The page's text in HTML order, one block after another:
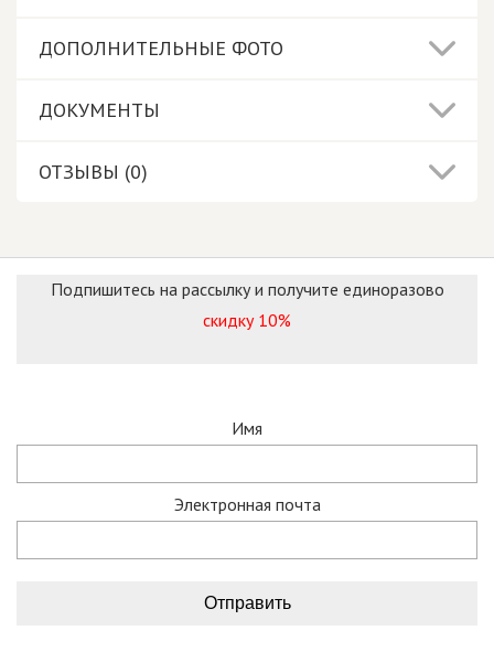
ДОПОЛНИТЕЛЬНЫЕ ФОТО
ДОКУМЕНТЫ
ОТЗЫВЫ (0)
Подпишитесь на рассылку и получите единоразово
скидку 10%
Имя
Электронная почта